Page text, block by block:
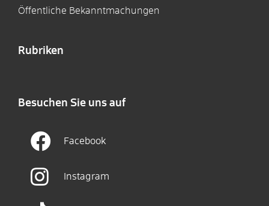
Öffentliche Bekanntmachungen
Rubriken
Besuchen Sie uns auf
Facebook
Instagram